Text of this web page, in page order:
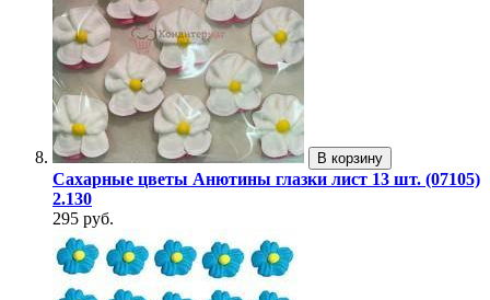
В корзину
Сахарные цветы Анютины глазки лист 13 шт. (07105)
2.130
295 руб.